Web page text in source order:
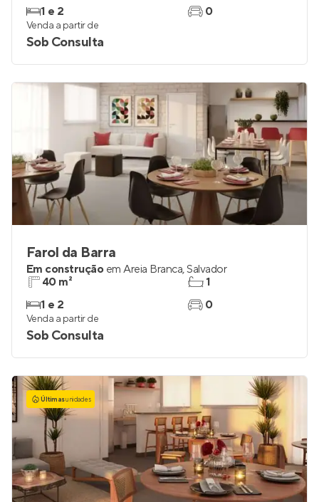
1 e 2
0
Venda a partir de
Sob Consulta
Farol da Barra
Em construção em Areia Branca,Salvador
40 m²
1 e 2
1
0
Venda a partir de
Sob Consulta
Últimasunidades